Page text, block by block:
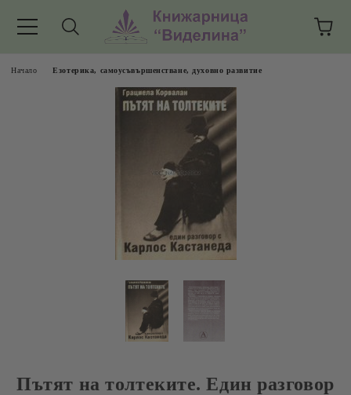
Начало Езотерика, самоусъвършенстване, духовно развитие
Пътят на толтеките. Един разговор